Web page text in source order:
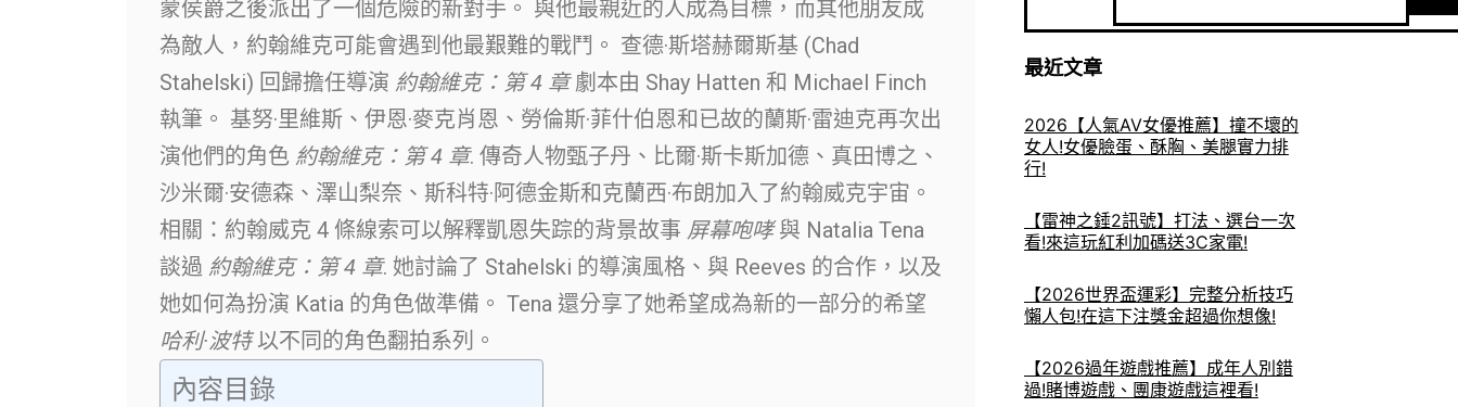
蒙侯爵之後派出了一個危險的新對手。 與他最親近的人成為目標，而其他朋友成
為敵人，約翰維克可能會遇到他最艱難的戰鬥。 查德·斯塔赫爾斯基 (Chad
Stahelski) 回歸擔任導演 約翰維克：第 4 章劇本由 Shay Hatten 和 Michael Finch
執筆。 基努·里維斯、伊恩·麥克肖恩、勞倫斯·菲什伯恩和已故的蘭斯·雷迪克再次出
演他們的角色 約翰維克：第 4 章. 傳奇人物甄子丹、比爾·斯卡斯加德、真田博之、
沙米爾·安德森、澤山梨奈、斯科特·阿德金斯和克蘭西·布朗加入了約翰威克宇宙。
相關：約翰威克 4 條線索可以解釋凱恩失踪的背景故事 屏幕咆哮與 Natalia Tena
談過 約翰維克：第 4 章. 她討論了 Stahelski 的導演風格、與 Reeves 的合作，以及
她如何為扮演 Katia 的角色做準備。 Tena 還分享了她希望成為新的一部分的希望
哈利·波特以不同的角色翻拍系列。
內容目錄
最近文章
2026【人氣AV女優推薦】撞不壞的
女人!女優臉蛋、酥胸、美腿實力排
行!
【雷神之錘2訊號】打法、選台一次
看!來這玩紅利加碼送3C家電!
【2026世界盃運彩】完整分析技巧
懶人包!在這下注獎金超過你想像!
【2026過年遊戲推薦】成年人別錯
過!賭博遊戲、團康遊戲這裡看!